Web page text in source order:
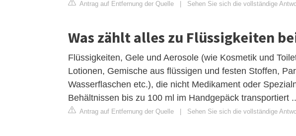
Antrag auf Entfernung der Quelle Sehen Sie sich die vollständige
Was zählt alles zu Flüssigkeiten
Flüssigkeiten, Gele und Aerosole (wie Kosmetik und
Lotionen, Gemische aus flüssigen und festen Stoffen,
Wasserflaschen etc.), die nicht Medikament oder
Behältnissen bis zu 100 ml im Handgepäck transportiert
Antrag auf Entfernung der Quelle Sehen Sie sich die vollständige